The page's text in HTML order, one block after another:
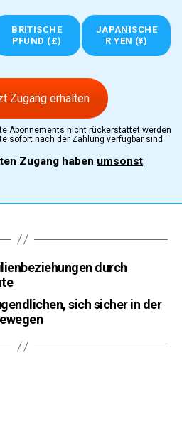
BRITISCHE
PFUND (£)
JAPANISCHE
R YEN (¥)
Zugang erhalten
Abonnements nicht rückerstattet werden
sofort nach der Zahlung verfügbar sind.
Zugang haben umsonst
durch
sich sicher in der